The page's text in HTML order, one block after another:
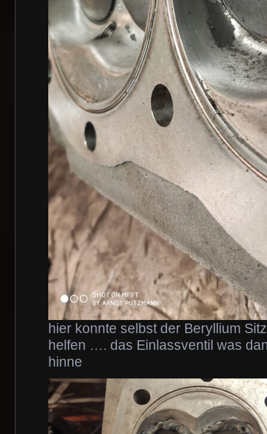
hier konnte selbst der Beryllium
helfen …. das Einlassventil was
hinne